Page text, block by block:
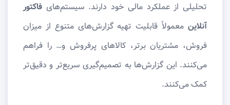
تحلیلی از عملکرد مالی خود دارند. سیستم‌های فاکتور
آنلاین معمولاً قابلیت تهیه گزارش‌های متنوع از میزان
فروش، مشتریان برتر، کالاهای پرفروش و… را فراهم
می‌کنند. این گزارش‌ها به تصمیم‌گیری سریع‌تر و دقیق‌تر
کمک می‌کنند.